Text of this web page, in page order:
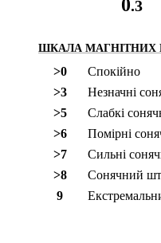
0.3
ШКАЛА МАГНІТНИХ
>0
Спокійно
>3
Незначні
>5
Слабкі
>6
Помірні
>7
Сильні
>8
Сонячний
9